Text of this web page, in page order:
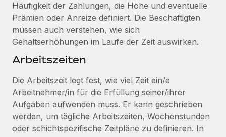
Häufigkeit der Zahlungen, die Höhe und eventuelle
Prämien oder Anreize definiert. Die Beschäftigten
müssen auch verstehen, wie sich
Gehaltserhöhungen im Laufe der Zeit auswirken.
Arbeitszeiten
Die Arbeitszeit legt fest, wie viel Zeit ein/e
Arbeitnehmer/in für die Erfüllung seiner/ihrer
Aufgaben aufwenden muss. Er kann geschrieben
werden, um tägliche Arbeitszeiten, Wochenstunden
oder schichtspezifische Zeitpläne zu definieren. In